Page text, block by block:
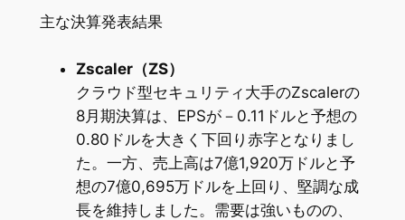
主な決算発表結果
Zscaler（ZS）
クラウド型セキュリティ大手のZscalerの
8月期決算は、EPSが－0.11ドルと予想の
0.80ドルを大きく下回り赤字となりまし
た。一方、売上高は7億1,920万ドルと予
想の7億0,695万ドルを上回り、堅調な成
長を維持しました。需要は強いものの、